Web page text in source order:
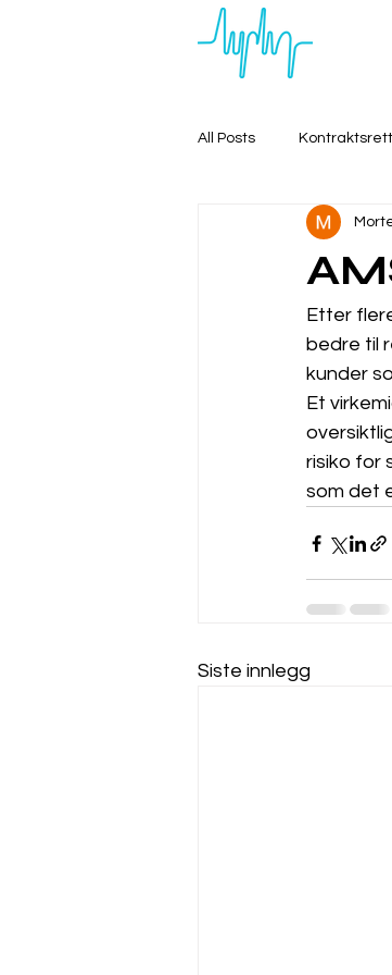
All Posts Kontraktsrett
Etter
bedre til
kunder
Et
risiko for
som det
Siste innlegg